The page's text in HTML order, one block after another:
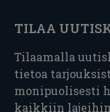
TILAA
Tilaamalla
tietoa
monipuolisesti
kaikkiin